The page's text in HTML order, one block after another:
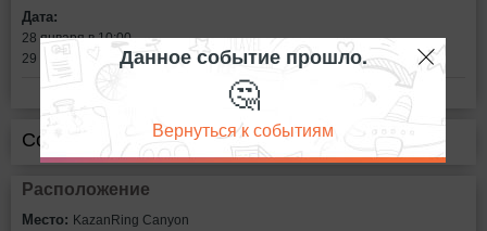
Дата:
28 января в 10:00
29 января в 10:00
Сообщить об ошибке
Расположение
Место: KazanRing Canyon
Данное событие прошло.
🤔
Вернуться к событиям